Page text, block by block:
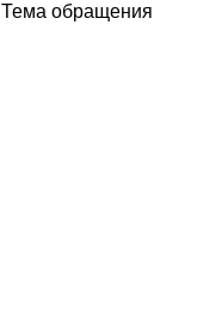
Тема обращения